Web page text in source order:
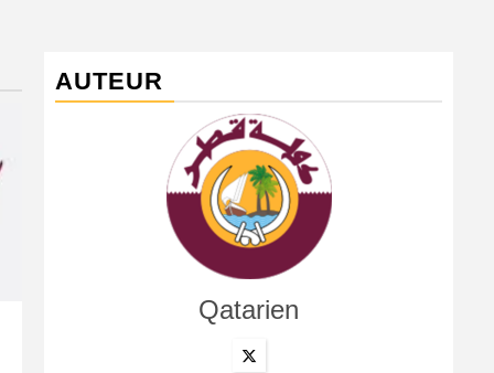
Le Hamas s’apprêterait à transférer ses activités du
AUTEUR
Qatarien